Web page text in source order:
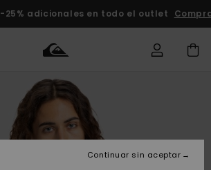
-25% adicionales en todo el outlet
Ropa
Ropa
Shop
Surf Shop
Hombre
Tienda
Snow
Hombre
Outlet
Hombre
Accede a tu
pedido
Envio
Continuar sin aceptar